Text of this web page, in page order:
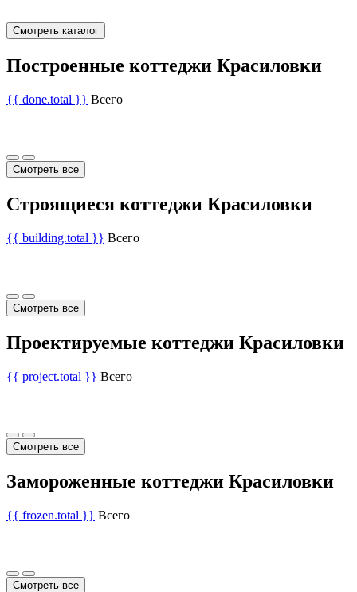
Смотреть каталог
Построенные коттеджи Красиловки
{{ done.total }} Всего
Смотреть все
Строящиеся коттеджи Красиловки
{{ building.total }} Всего
Смотреть все
Проектируемые коттеджи Красиловки
{{ project.total }} Всего
Смотреть все
Замороженные коттеджи Красиловки
{{ frozen.total }} Всего
Смотреть все